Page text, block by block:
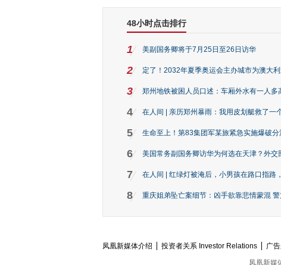
48小时点击排行
1 美副国务卿将于7月25日至26日访华
2 定了！2032年夏季奥运会主办城市为澳大
3 郑州地铁被困人员口述：车厢外水有一人多
4 在人间 | 亲历郑州暴雨：我用皮划艇救了一
5 生命至上！第83集团军某旅紧急实施爆破分
6 美国常务副国务卿访华为何选在天津？外交
7 在人间 | 红绿灯被淹后，小男孩在路口指路
8 重庆姐弟坠亡案细节：凶手欲靠悲情蒙混
凤凰新媒体介绍 投资者关系 Investor Relations 广
凤凰新媒